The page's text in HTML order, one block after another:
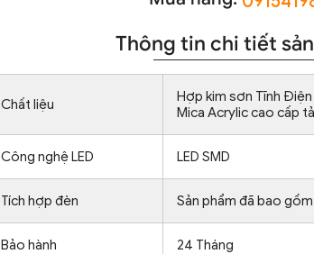
Thông tin chi tiết
Chất liệu
Hợp kim sơn Tĩnh Điện
Mica Acrylic cao cấp
Công nghệ LED LED SMD
Tích hợp đèn Sản phẩm đã bao
Bảo hành 24 Tháng